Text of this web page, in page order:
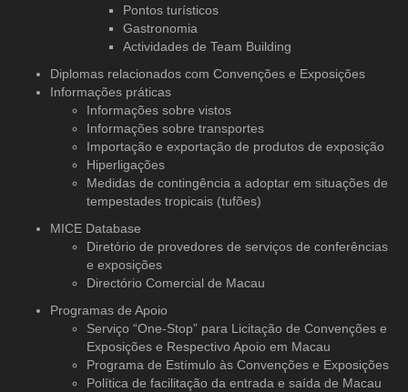
Pontos turísticos
Gastronomia
Actividades de Team Building
Diplomas relacionados com Convenções e Exposições
Informações práticas
Informações sobre vistos
Informações sobre transportes
Importação e exportação de produtos de exposição
Hiperligações
Medidas de contingência a adoptar em situações de
tempestades tropicais (tufões)
MICE Database
Diretório de provedores de serviços de conferências
e exposições
Directório Comercial de Macau
Programas de Apoio
Serviço “One-Stop” para Licitação de Convenções e
Exposições e Respectivo Apoio em Macau
Programa de Estímulo às Convenções e Exposições
Política de facilitação da entrada e saída de Macau